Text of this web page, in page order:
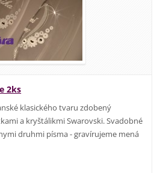
2ks
klasického tvaru zdobený
a kryštálikmi Swarovski. Svadobné
druhmi písma - gravírujeme mená